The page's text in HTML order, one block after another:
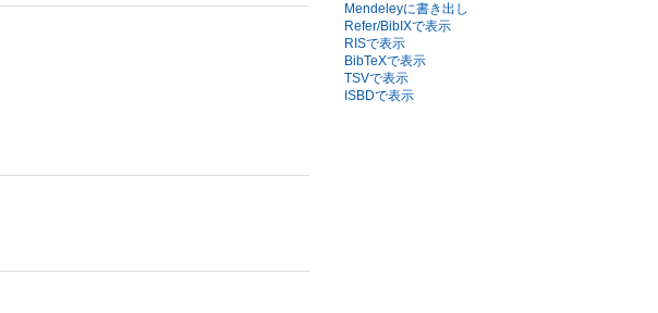
Mendeleyに書き出し
Refer/BibIXで表示
RISで表示
BibTeXで表示
TSVで表示
ISBDで表示